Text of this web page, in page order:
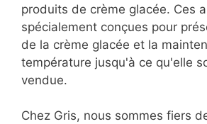
produits de crème glacée. Ces
spécialement conçues pour
de la crème glacée et la
température jusqu'à ce qu'elle
vendue.
Chez Gris, nous sommes fiers